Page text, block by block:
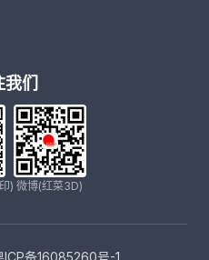
我们
) 微博(红菜3D)
ICP备16085260号-1